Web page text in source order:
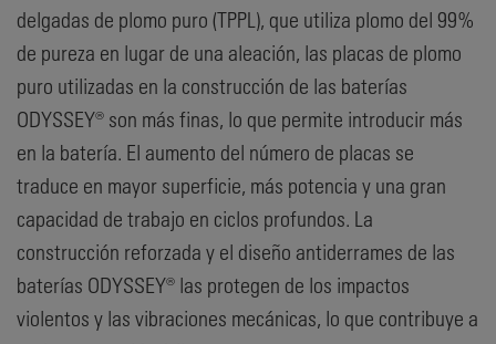
delgadas de plomo puro (TPPL), que utiliza plomo del 99%
de pureza en lugar de una aleación, las placas de plomo
puro utilizadas en la construcción de las baterías
ODYSSEY® son más finas, lo que permite introducir más
en la batería. El aumento del número de placas se
traduce en mayor superficie, más potencia y una gran
capacidad de trabajo en ciclos profundos. La
construcción reforzada y el diseño antiderrames de las
baterías ODYSSEY® las protegen de los impactos
violentos y las vibraciones mecánicas, lo que contribuye a